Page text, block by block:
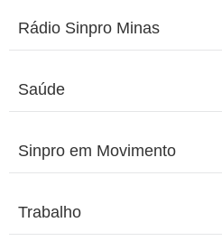
Rádio Sinpro Minas
Saúde
Sinpro em Movimento
Trabalho